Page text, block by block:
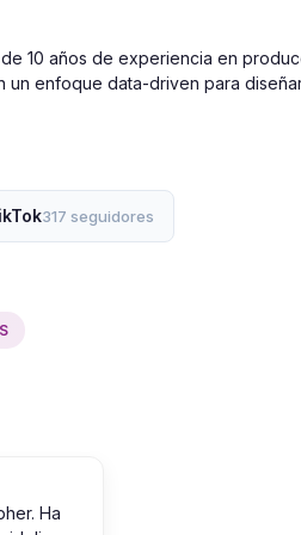
10 años de experiencia en
un enfoque data-driven para
317 seguidores
Ha